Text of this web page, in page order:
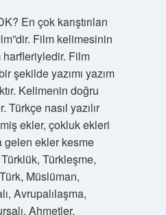
En çok karıştırılan
Film kelimesinin
harfleriyledir. Film
şekilde yazımı yazım
Kelimenin doğru
Türkçe nasıl yazılır
ekler, çokluk ekleri
gelen ekler kesme
Türkleşme,
Müslüman,
Avrupalılaşma,
Ahmetler,